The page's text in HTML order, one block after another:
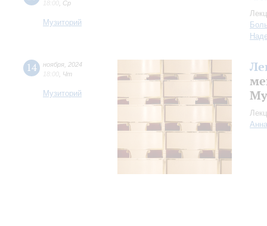
18:00 Ср
Музиторий
14 ноября 2024
18:00 Чт
Музиторий